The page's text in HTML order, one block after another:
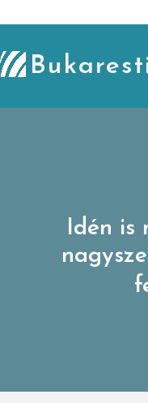
to
content
Idén is